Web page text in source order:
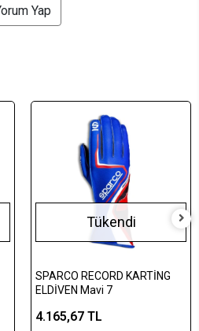
Yap
Tükendi
SPARCO RECORD KARTİNG
ELDİVEN Mavi 7
4.165,67 TL